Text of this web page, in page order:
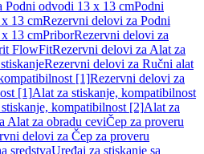
Podni odvodi 13 x 13 cmPodni
13 cmRezervni delovi za Podni
13 cmPriborRezervni delovi za
FlowFitRezervni delovi za Alat za
Rezervni delovi za Ručni alat
[1]Rezervni delovi za
[1]Alat za stiskanje, kompatibilnost
kompatibilnost [2]Alat za
Alat za obradu ceviČep za proveru
delovi za Čep za proveru
sredstvaUređaj za stiskanje sa